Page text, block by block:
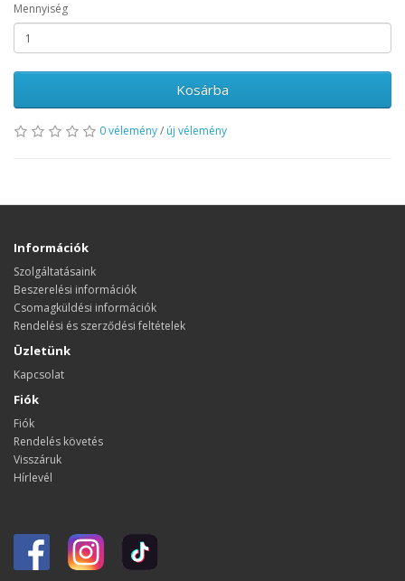
Mennyiség
Kosárba
0 vélemény/ új vélemény
Információk
Szolgáltatásaink
Beszerelési információk
Csomagküldési információk
Rendelési és szerződési feltételek
Üzletünk
Kapcsolat
Fiók
Fiók
Rendelés követés
Visszáruk
Hírlevél